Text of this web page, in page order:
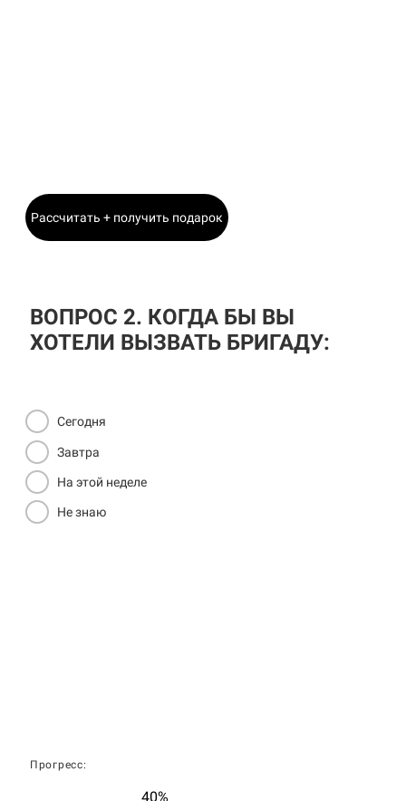
Рассчитать + получить подарок
ВОПРОС 2. КОГДА БЫ ВЫ
ХОТЕЛИ ВЫЗВАТЬ БРИГАДУ:
Сегодня
Завтра
На этой неделе
Не знаю
Прогресс:
40%